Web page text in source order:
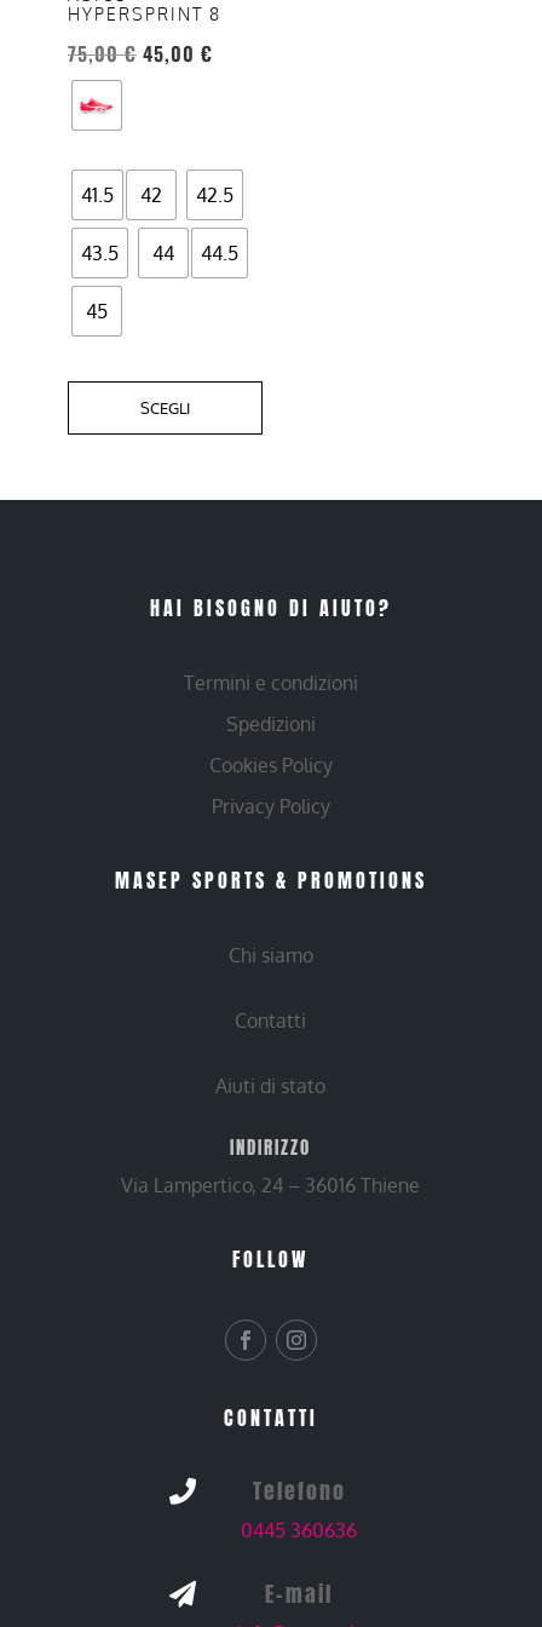
HYPERSPRINT 8
75,00€ 45,00 €
41.5 42 42.5
43.5 44 44.5
45
SCEGLI
possono
essere
scelte
nella
del
prodotto
HAI BISOGNO DI AIUTO?
Termini e condizioni
Spedizioni
Cookies Policy
Privacy Policy
MASEP SPORTS & PROMOTIONS
Chi siamo
Contatti
Aiuti di stato
INDIRIZZO
Via Lampertico, 24 – 36016 Thiene
FOLLOW
CONTATTI
 Telefono
0445 360636
 E-mail